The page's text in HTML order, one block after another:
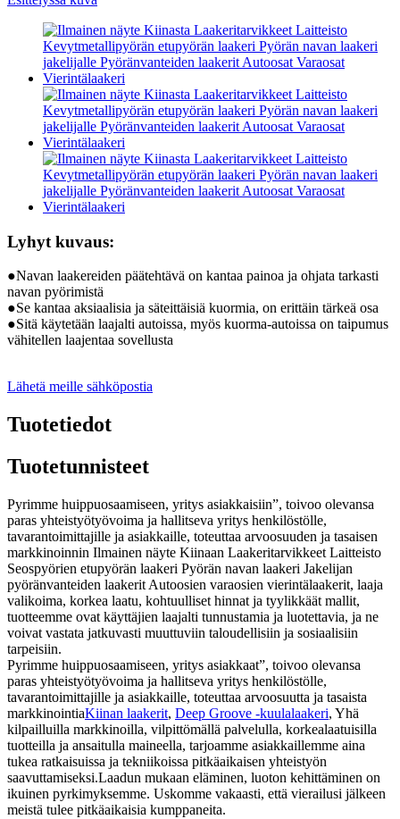
Lyhyt kuvaus:
●Navan laakereiden päätehtävä on kantaa painoa ja ohjata tarkasti
navan pyörimistä
●Se kantaa aksiaalisia ja säteittäisiä kuormia, on erittäin tärkeä osa
●Sitä käytetään laajalti autoissa, myös kuorma-autoissa on taipumus
vähitellen laajentaa sovellusta
Lähetä meille sähköpostia
Tuotetiedot
Tuotetunnisteet
Pyrimme huippuosaamiseen, yritys asiakkaisiin”, toivoo olevansa
paras yhteistyötyövoima ja hallitseva yritys henkilöstölle,
tavarantoimittajille ja asiakkaille, toteuttaa arvoosuuden ja tasaisen
markkinoinnin Ilmainen näyte Kiinaan Laakeritarvikkeet Laitteisto
Seospyörien etupyörän laakeri Pyörän navan laakeri Jakelijan
pyöränvanteiden laakerit Autoosien varaosien vierintälaakerit, laaja
valikoima, korkea laatu, kohtuulliset hinnat ja tyylikkäät mallit,
tuotteemme ovat käyttäjien laajalti tunnustamia ja luotettavia, ja ne
voivat vastata jatkuvasti muuttuviin taloudellisiin ja sosiaalisiin
tarpeisiin.
Pyrimme huippuosaamiseen, yritys asiakkaat”, toivoo olevansa
paras yhteistyötyövoima ja hallitseva yritys henkilöstölle,
tavarantoimittajille ja asiakkaille, toteuttaa arvoosuutta ja tasaista
markkinointiaKiinan laakerit, Deep Groove -kuulalaakeri, Yhä
kilpailluilla markkinoilla, vilpittömällä palvelulla, korkealaatuisilla
tuotteilla ja ansaitulla maineella, tarjoamme asiakkaillemme aina
tukea ratkaisuissa ja tekniikoissa pitkäaikaisen yhteistyön
saavuttamiseksi.Laadun mukaan eläminen, luoton kehittäminen on
ikuinen pyrkimyksemme. Uskomme vakaasti, että vierailusi jälkeen
meistä tulee pitkäaikaisia ​​kumppaneita.